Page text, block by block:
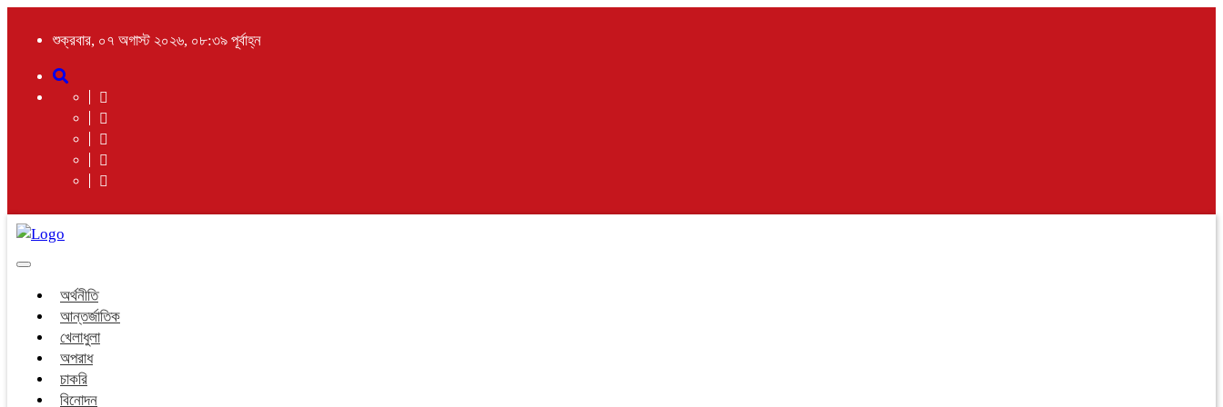
শুক্রবার, ০৭ অগাস্ট ২০২৬, ০৮:৩৯ পূর্বাহ্ন
Toggle
অর্থনীতি
আন্তর্জাতিক
খেলাধুলা
অপরাধ
চাকরি
বিনোদন